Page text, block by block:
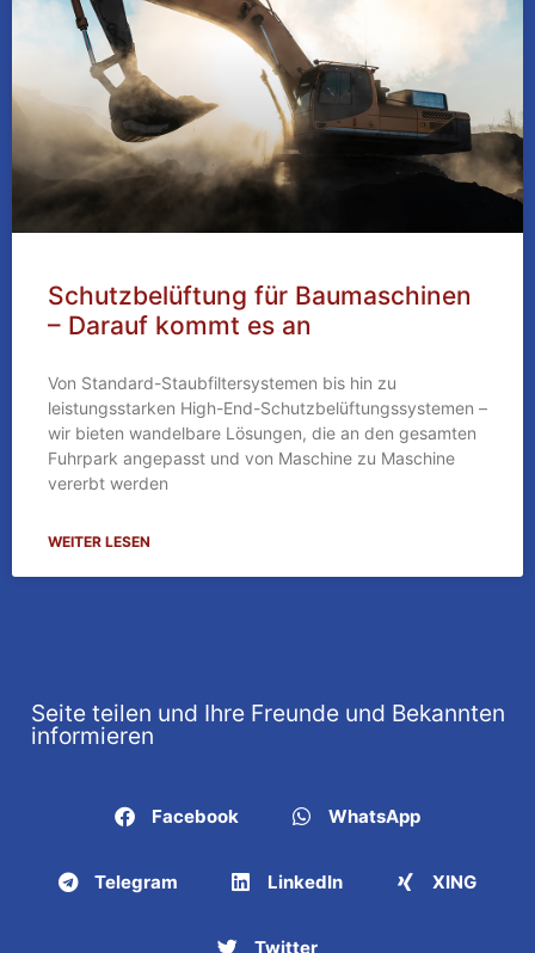
Schutzbelüftung für Baumaschinen
– Darauf kommt es an
Von Standard-Staubfiltersystemen bis hin zu
leistungsstarken High-End-Schutzbelüftungssystemen –
wir bieten wandelbare Lösungen, die an den gesamten
Fuhrpark angepasst und von Maschine zu Maschine
vererbt werden
WEITER LESEN
Seite teilen und Ihre Freunde und Bekannten
informieren
Facebook WhatsApp
Telegram LinkedIn XING
Twitter